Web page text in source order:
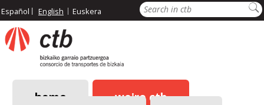
Skip
to
main
content
Search
Español English Euskera
home
we're ctb